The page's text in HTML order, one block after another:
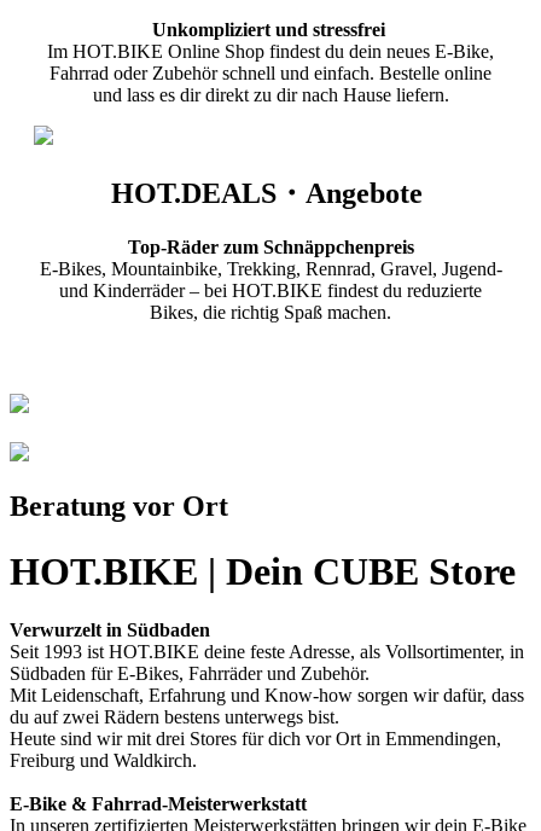
Unkompliziert und stressfrei
Im HOT.BIKE Online Shop findest du dein neues E-Bike,
Fahrrad oder Zubehör schnell und einfach. Bestelle online
und lass es dir direkt zu dir nach Hause liefern.
HOT.DEALS・Angebote
Top-Räder zum Schnäppchenpreis
E-Bikes, Mountainbike, Trekking, Rennrad, Gravel, Jugend-
und Kinderräder – bei HOT.BIKE findest du reduzierte
Bikes, die richtig Spaß machen.
Beratung vor Ort
HOT.BIKE | Dein CUBE Store
Verwurzelt in Südbaden
Seit 1993 ist HOT.BIKE deine feste Adresse, als Vollsortimenter, in
Südbaden für E-Bikes, Fahrräder und Zubehör.
Mit Leidenschaft, Erfahrung und Know-how sorgen wir dafür, dass
du auf zwei Rädern bestens unterwegs bist.
Heute sind wir mit drei Stores für dich vor Ort in Emmendingen,
Freiburg und Waldkirch.
E-Bike & Fahrrad-Meisterwerkstatt
In unseren zertifizierten Meisterwerkstätten bringen wir dein E-Bike